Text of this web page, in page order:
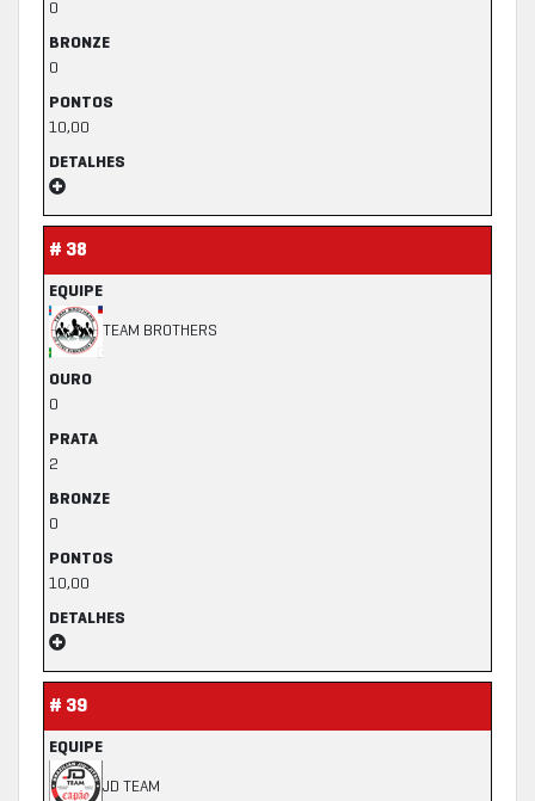
0
BRONZE
0
PONTOS
10,00
DETALHES
# 38
EQUIPE
TEAM BROTHERS
OURO
0
PRATA
2
BRONZE
0
PONTOS
10,00
DETALHES
# 39
EQUIPE
JD TEAM